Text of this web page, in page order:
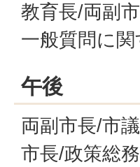
教育長/両副
一般質問に
午後
両副市長/市
市長/政策総